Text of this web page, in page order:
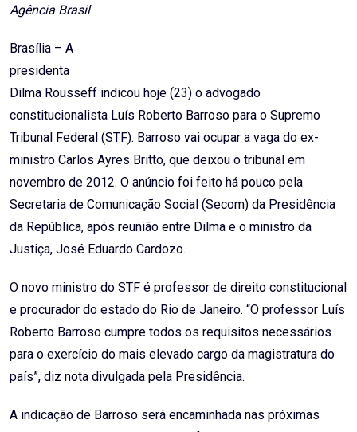
Agência Brasil
Brasília – A
presidenta
Dilma Rousseff indicou hoje (23) o advogado
constitucionalista Luís Roberto Barroso para o Supremo
Tribunal Federal (STF). Barroso vai ocupar a vaga do ex-
ministro Carlos Ayres Britto, que deixou o tribunal em
novembro de 2012. O anúncio foi feito há pouco pela
Secretaria de Comunicação Social (Secom) da Presidência
da República, após reunião entre Dilma e o ministro da
Justiça, José Eduardo Cardozo.
O novo ministro do STF é professor de direito constitucional
e procurador do estado do Rio de Janeiro. “O professor Luís
Roberto Barroso cumpre todos os requisitos necessários
para o exercício do mais elevado cargo da magistratura do
país”, diz nota divulgada pela Presidência.
A indicação de Barroso será encaminhada nas próximas